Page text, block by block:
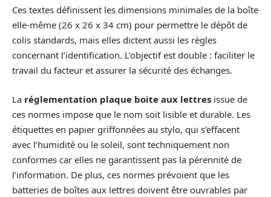
Ces textes définissent les dimensions minimales de la boîte
elle-même (26 x 26 x 34 cm) pour permettre le dépôt de
colis standards, mais elles dictent aussi les règles
concernant l’identification. L’objectif est double : faciliter le
travail du facteur et assurer la sécurité des échanges.
La réglementation plaque boite aux lettres issue de
ces normes impose que le nom soit lisible et durable. Les
étiquettes en papier griffonnées au stylo, qui s’effacent
avec l’humidité ou le soleil, sont techniquement non
conformes car elles ne garantissent pas la pérennité de
l’information. De plus, ces normes prévoient que les
batteries de boîtes aux lettres doivent être ouvrables par